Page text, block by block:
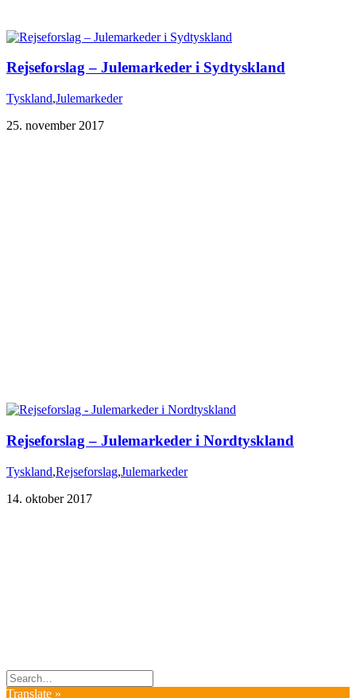
Rejseforslag – Julemarkeder i Sydtyskland
Tyskland,Julemarkeder
25. november 2017
Rejseforslag – Julemarkeder i Nordtyskland
Tyskland,Rejseforslag,Julemarkeder
14. oktober 2017
Translate »